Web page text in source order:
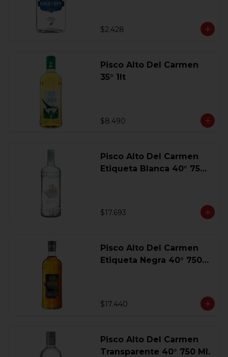
$2.428
Pisco Alto Del Carmen
35° 1lt
$8.490
Pisco Alto Del Carmen
Etiqueta Blanca 40° 750
$17.693
Pisco Alto Del Carmen
Etiqueta Negra 40° 750
$17.440
Pisco Alto Del Carmen
Transparente 40° 750 Ml.